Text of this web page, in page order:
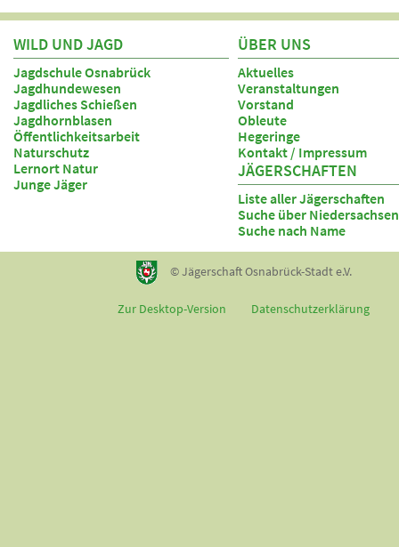
WILD UND JAGD
Jagdschule Osnabrück
Jagdhundewesen
Jagdliches Schießen
Jagdhornblasen
Öffentlichkeitsarbeit
Naturschutz
Lernort Natur
Junge Jäger
ÜBER UNS
Aktuelles
Veranstaltungen
Vorstand
Obleute
Hegeringe
Kontakt / Impressum
JÄGERSCHAFTEN
Liste aller Jägerschaften
Suche über
Suche nach Name
© Jägerschaft Osnabrück-Stadt e.V.
Zur Desktop-Version Datenschutzerklärung